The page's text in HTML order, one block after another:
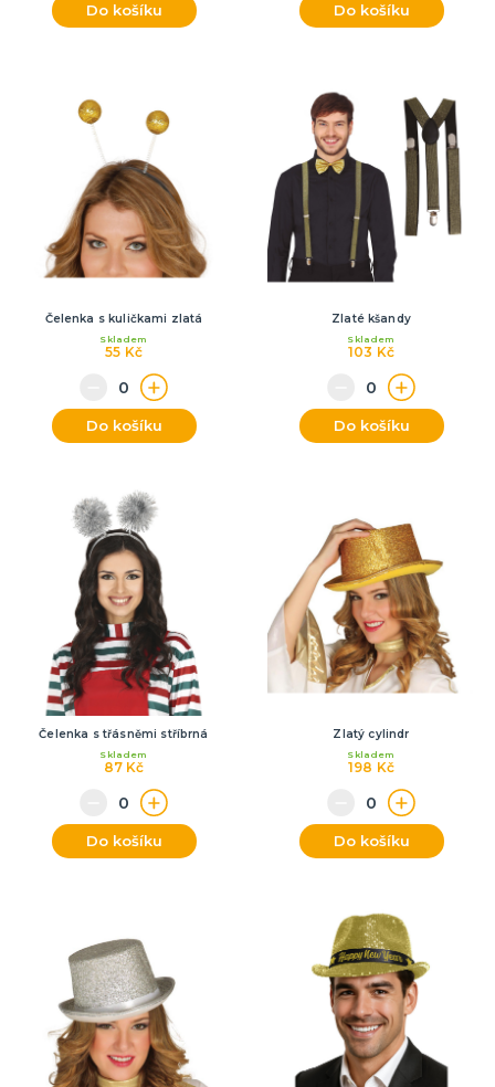
Do košíku Do košíku
Čelenka s kuličkami zlatá
55 Kč
Skladem
Do košíku
Zlaté kšandy
103 Kč
Skladem
Do košíku
Čelenka s třásněmi stříbrná
87 Kč
Skladem
Do košíku
Zlatý cylindr
198 Kč
Skladem
Do košíku